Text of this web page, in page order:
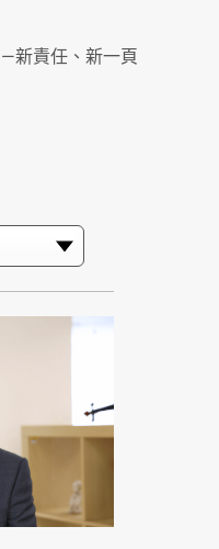
新責任、新一頁